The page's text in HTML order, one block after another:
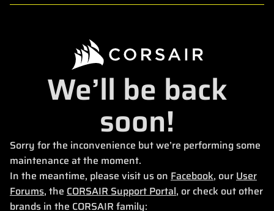
We’ll be back
soon!
Sorry for the inconvenience but we’re performing some
maintenance at the moment.
In the meantime, please visit us on Facebook, ourUser
Forums, the CORSAIR Support Portal, or check out other
brands in the CORSAIR family: